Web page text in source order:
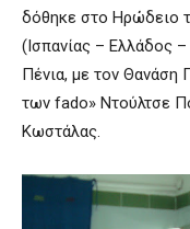
δόθηκε στο Ηρώδειο
(Ισπανίας – Ελλάδος
Πένια, με τον Θανάση
των fado» Ντούλτσε
Κωστάλας.